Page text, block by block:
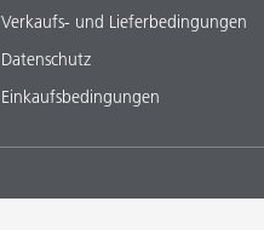
Verkaufs- und Lieferbedingungen
Datenschutz
Einkaufsbedingungen